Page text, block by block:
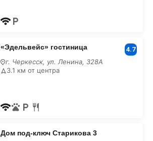
«Эдельвейс» гостиница 4.7
г. Черкесск, ул. Ленина, 328А
3.1 км от центра
Дом под-ключ Старикова 3